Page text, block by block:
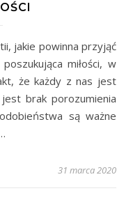
jakie powinna przyjąć
miłości, w
że każdy z nas jest
brak porozumienia
są ważne
31 marca 2020